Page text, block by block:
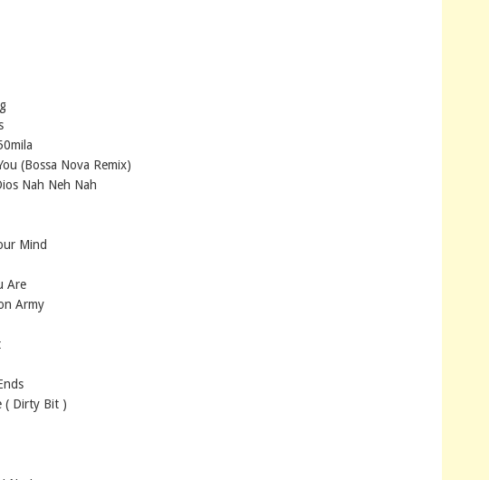
(Bossa Nova Remix)
Nah Neh Nah
Mind
Are
Army
( Dirty Bit )